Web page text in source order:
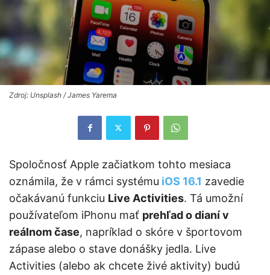
Zdroj: Unsplash / James Yarema
Spoločnosť Apple začiatkom tohto mesiaca
oznámila, že v rámci systému iOS 16.1 zavedie
očakávanú funkciu Live Activities. Tá umožní
používateľom iPhonu mať prehľad o dianí v
reálnom čase, napríklad o skóre v športovom
zápase alebo o stave donášky jedla. Live
Activities (alebo ak chcete živé aktivity) budú